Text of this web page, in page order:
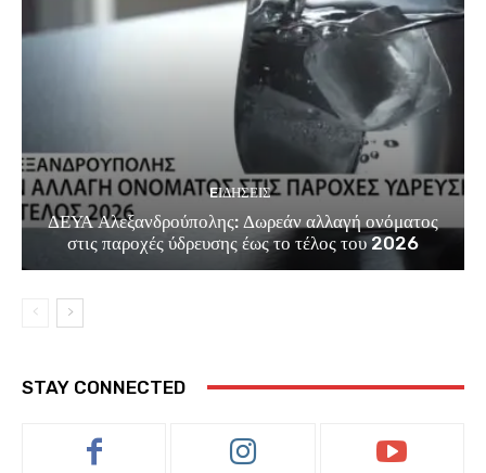
EΙΔΗΣΕΙΣ
ΔΕΥΑ Αλεξανδρούπολης: Δωρεάν αλλαγή ονόματος
στις παροχές ύδρευσης έως το τέλος του 2026
STAY CONNECTED